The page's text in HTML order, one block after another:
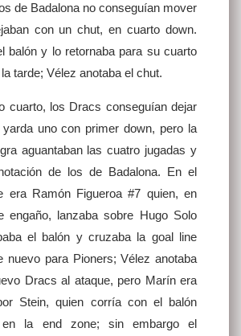
de Badalona no conseguían mover
con un chut, en cuarto down.
balón y lo retornaba para su cuarto
tarde; Vélez anotaba el chut.
cuarto, los Dracs conseguían dejar
uno con primer down, pero la
aguantaban las cuatro jugadas y
de los de Badalona. En el
era Ramón Figueroa #7 quien, en
engaño, lanzaba sobre Hugo Solo
el balón y cruzaba la goal line
nuevo para Pioners; Vélez anotaba
Dracs al ataque, pero Marín era
Stein, quien corría con el balón
en la end zone; sin embargo el